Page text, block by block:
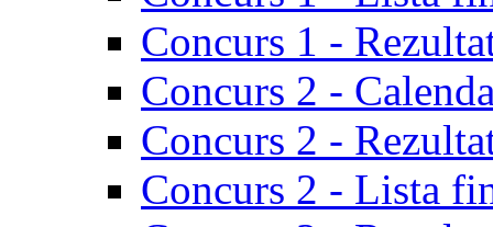
Concurs 1 -
Concurs 2 -
Concurs 2 -
Concurs 2 - Lista